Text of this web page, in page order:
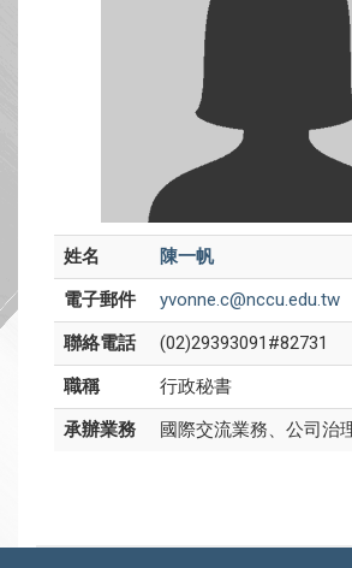
姓名
陳一帆
電子郵件
yvonne.c@nccu.edu.tw
聯絡電話
(02)29393091#82731
職稱
行政秘書
承辦業務
國際交流業務、公司治